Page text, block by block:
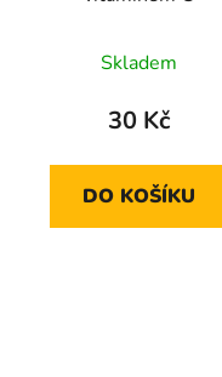
Skladem
30 Kč
DO KOŠÍKU